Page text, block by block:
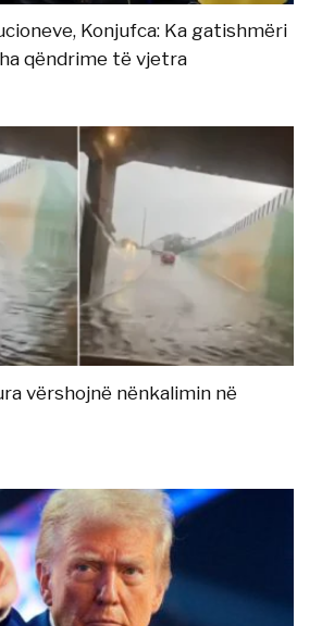
Konjufca: Ka gatishmëri
qëndrime të vjetra
vërshojnë nënkalimin në